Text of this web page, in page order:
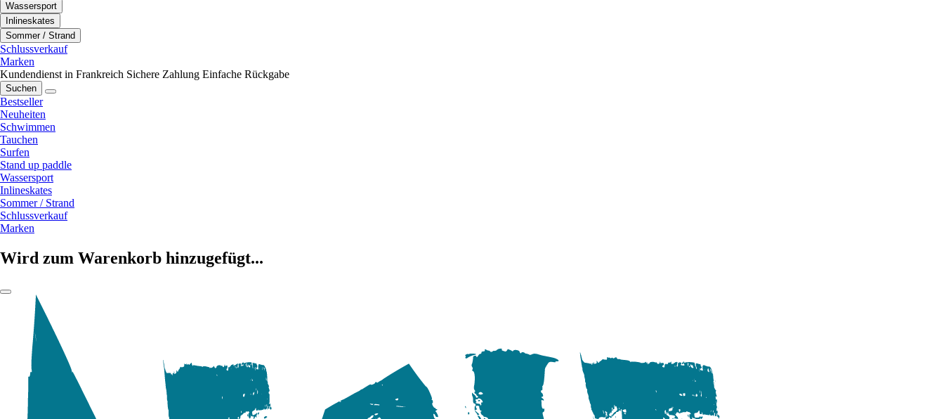
Wassersport
Inlineskates
Sommer / Strand
Schlussverkauf
Marken
Kundendienst in Frankreich Sichere Zahlung Einfache Rückgabe
Suchen
Bestseller
Neuheiten
Schwimmen
Tauchen
Surfen
Stand up paddle
Wassersport
Inlineskates
Sommer / Strand
Schlussverkauf
Marken
Wird zum Warenkorb hinzugefügt...